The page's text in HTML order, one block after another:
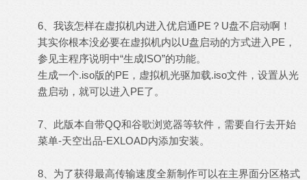
6、我该怎样在虚拟机内进入优启通PE？U盘不启动啊！
其实你根本没必要在虚拟机内以U盘启动的方式进入PE，
参见主程序说明中“生成ISO”的功能。
生成一个.iso版的PE，虚拟机光驱加载.iso文件，设置从光
盘启动，就可以进入PE了。
7、此版本自带QQ和谷歌浏览器等软件，需要自行去开始
菜单-天空出品-EXLOAD内添加安装。
8、为了获得最高传输速度全新制作可以在主界面分区格式